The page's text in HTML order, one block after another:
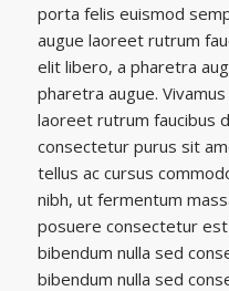
porta felis euismod
augue laoreet rutrum
elit libero, a pharetra
pharetra augue.
laoreet rutrum faucibus
consectetur purus sit
tellus ac cursus
nibh, ut fermentum
posuere consectetur est
bibendum nulla sed
bibendum nulla sed